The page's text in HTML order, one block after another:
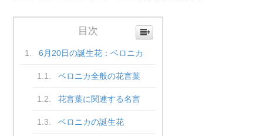
目次
6月20日の誕生花：ベロニカ
ベロニカ全般の花言葉
花言葉に関連する名言
ベロニカの誕生花